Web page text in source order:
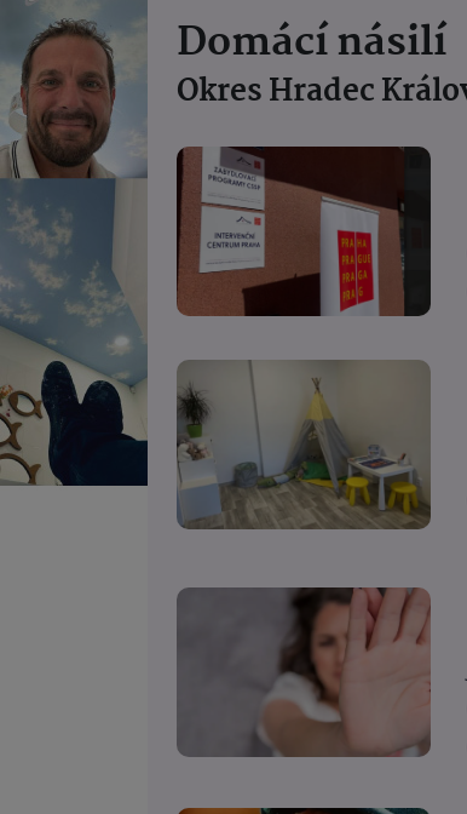
Domácí násilí
Okres Hradec